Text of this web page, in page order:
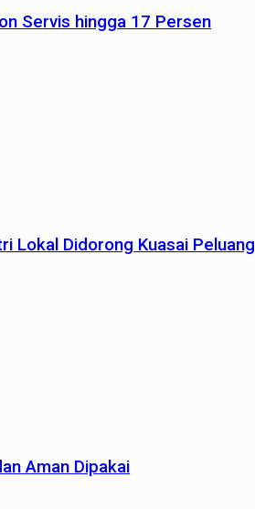
Servis hingga 17 Persen
Lokal Didorong Kuasai Peluang
Aman Dipakai